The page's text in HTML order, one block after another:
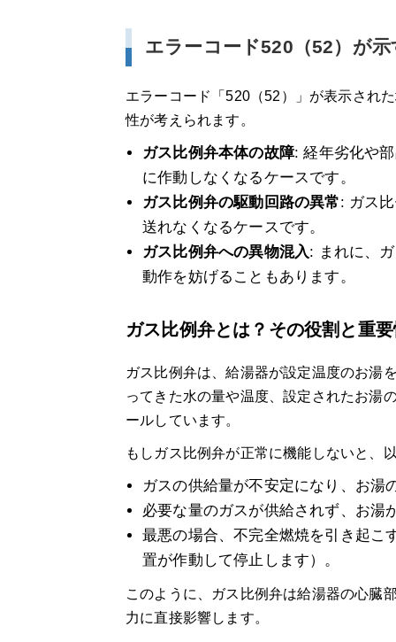
給湯パンダ
給湯パンダの3つの特徴
このページ限定！「給湯パンダ」の割
給湯器 各エラーコード記事はこちら！
エラーコード520（52）が
エラーコード「520（52）」が表示され
性が考えられます。
ガス比例弁本体の故障: 経年劣化や
に作動しなくなるケースです。
ガス比例弁の駆動回路の異常: ガス
送れなくなるケースです。
ガス比例弁への異物混入: まれに、
動作を妨げることもあります。
ガス比例弁とは？その役割と重
ガス比例弁は、給湯器が設定温度のお湯
ってきた水の量や温度、設定されたお湯
ールしています。
もしガス比例弁が正常に機能しないと、
ガスの供給量が不安定になり、お湯
必要な量のガスが供給されず、お湯
最悪の場合、不完全燃焼を引き起こ
置が作動して停止します）。
このように、ガス比例弁は給湯器の心臓
力に直接影響します。